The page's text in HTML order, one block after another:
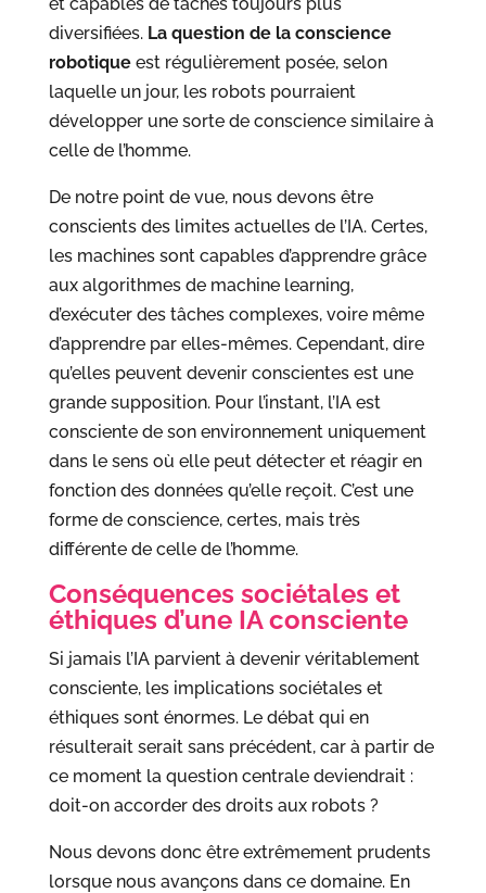
diversifiées. La question de la conscience
robotiqueest régulièrement posée, selon
laquelle un jour, les robots pourraient
développer une sorte de conscience similaire à
celle de l’homme.
De notre point de vue, nous devons être
conscients des limites actuelles de l’IA. Certes,
les machines sont capables d’apprendre grâce
aux algorithmes de machine learning,
d’exécuter des tâches complexes, voire même
d’apprendre par elles-mêmes. Cependant, dire
qu’elles peuvent devenir conscientes est une
grande supposition. Pour l’instant, l’IA est
consciente de son environnement uniquement
dans le sens où elle peut détecter et réagir en
fonction des données qu’elle reçoit. C’est une
forme de conscience, certes, mais très
différente de celle de l’homme.
Conséquences sociétales et
éthiques d’une IA consciente
Si jamais l’IA parvient à devenir véritablement
consciente, les implications sociétales et
éthiques sont énormes. Le débat qui en
résulterait serait sans précédent, car à partir de
ce moment la question centrale deviendrait :
doit-on accorder des droits aux robots ?
Nous devons donc être extrêmement prudents
lorsque nous avançons dans ce domaine. En